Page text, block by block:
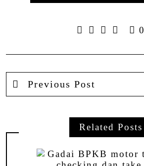
0
Previous Post
Related Posts